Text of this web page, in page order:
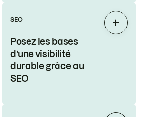
SEO
Posez les bases
d’une visibilité
durable grâce au
SEO